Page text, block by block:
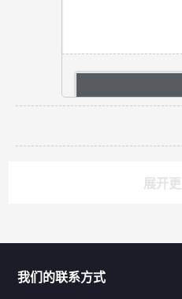
展开
我们的联系方式